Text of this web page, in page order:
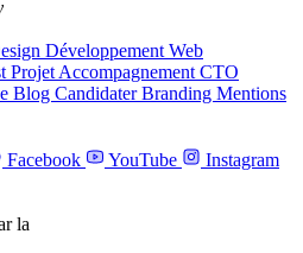
Développement Web
Projet Accompagnement CTO
Blog CandidaterBranding Mentions
Facebook YouTube
Instagram
la